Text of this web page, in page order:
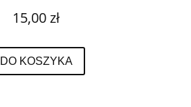
15,00 zł
DO KOSZYKA